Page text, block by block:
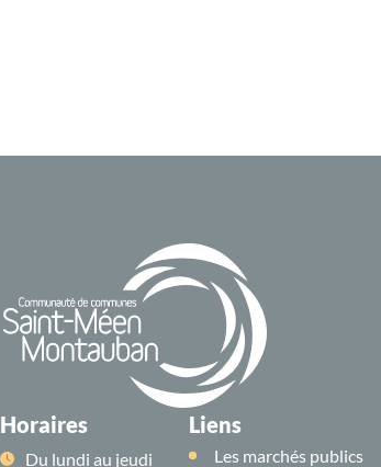
Horaires
Du lundi au jeudi
Liens
Les marchés publics